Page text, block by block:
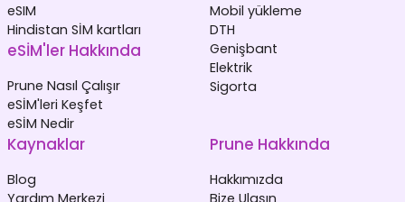
eSIM
Hindistan SİM kartları
eSİM'ler Hakkında
Prune Nasıl Çalışır
eSİM'leri Keşfet
eSİM Nedir
Mobil yükleme
DTH
Genişbant
Elektrik
Sigorta
Kaynaklar
Blog
Yardım Merkezi
Prune Hakkında
Hakkımızda
Bize Ulaşın